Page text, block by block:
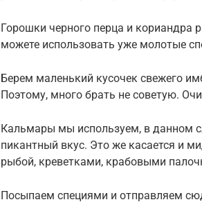
Горошки черного перца и кориандра
можете использовать уже молотые
Берем маленький кусочек свежего
Поэтому, много брать не советую.
Кальмары мы используем, в данном
пикантный вкус. Это же касается и
рыбой, креветками, крабовыми
Посыпаем специями и отправляем